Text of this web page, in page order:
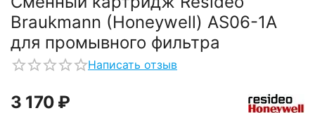
Braukmann (Honeywell) AS06-1A
для промывного фильтра
Написать отзыв
3 170 ₽